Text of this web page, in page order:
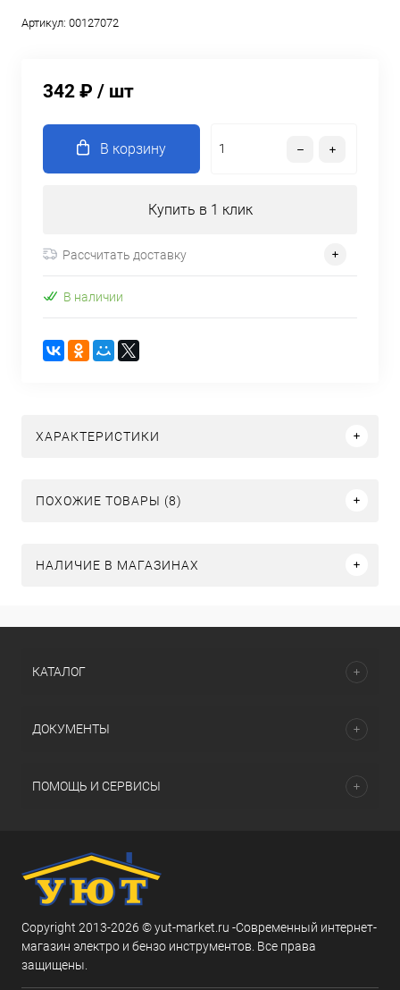
Артикул: 00127072
342 ₽ / шт
В корзину
Купить в 1 клик
Рассчитать доставку
В наличии
ХАРАКТЕРИСТИКИ
ПОХОЖИЕ ТОВАРЫ (8)
НАЛИЧИЕ В МАГАЗИНАХ
КАТАЛОГ
ДОКУМЕНТЫ
ПОМОЩЬ И СЕРВИСЫ
Copyright 2013-2026 © yut-market.ru -Современный интернет-
магазин электро и бензо инструментов. Все права
защищены.